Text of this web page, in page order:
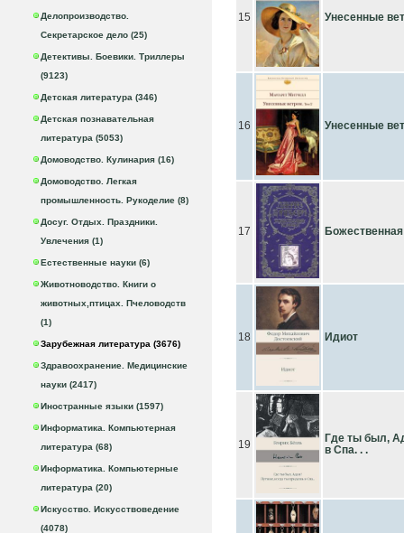
Делопроизводство.
Секретарское дело (25)
Детективы. Боевики. Триллеры
(9123)
Детская литература (346)
Детская познавательная
литература (5053)
Домоводство. Кулинария (16)
Домоводство. Легкая
промышленность. Рукоделие (8)
Досуг. Отдых. Праздники.
Увлечения (1)
Естественные науки (6)
Животноводство. Книги о
животных,птицах. Пчеловодств
(1)
Зарубежная литература (3676)
Здравоохранение. Медицинские
науки (2417)
Иностранные языки (1597)
Информатика. Компьютерная
литература (68)
Информатика. Компьютерные
литература (20)
Искусство. Искусствоведение
(4078)
15 Унесенные
16 Унесенные
17
18 Идиот
19
Где ты был,
в Спа. . .